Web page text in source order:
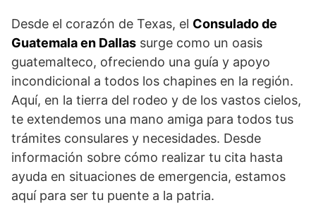
Desde el corazón de Texas, el Consulado de
Guatemala en Dallas surge como un oasis
guatemalteco, ofreciendo una guía y apoyo
incondicional a todos los chapines en la región.
Aquí, en la tierra del rodeo y de los vastos cielos,
te extendemos una mano amiga para todos tus
trámites consulares y necesidades. Desde
información sobre cómo realizar tu cita hasta
ayuda en situaciones de emergencia, estamos
aquí para ser tu puente a la patria.